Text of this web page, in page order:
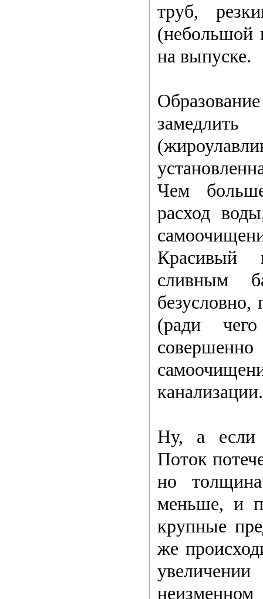
труб,
(небольшой
на выпуске.
Чем
расход
Красивый
сливным
безусловно,
(ради
канализации.
Ну, а если
Поток
но
меньше, и
крупные
же